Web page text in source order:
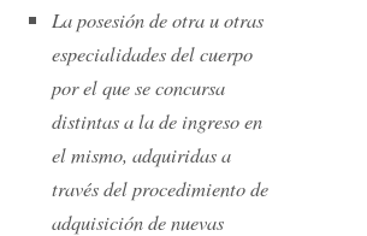
La posesión de otra u otras
especialidades del cuerpo
por el que se concursa
distintas a la de ingreso en
el mismo, adquiridas a
través del procedimiento de
adquisición de nuevas